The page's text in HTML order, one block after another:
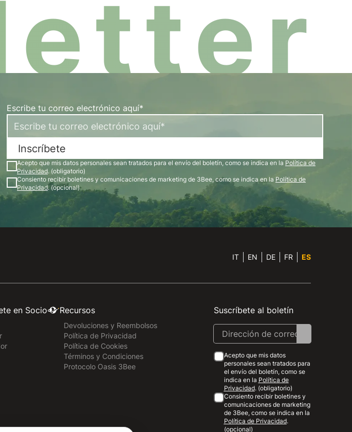
Escribe tu correo electrónico aquí*
Inscríbete
Acepto que mis datos personales sean tratados para el envío del boletín, como se indica en la Política de
Privacidad. (obligatorio)
Consiento recibir boletines y comunicaciones de marketing de 3Bee, como se indica en la Política de
Privacidad. (opcional)
IT EN DE FR ES
en Socio Recursos
Devoluciones y Reembolsos
Política de Privacidad
Política de Cookies
Términos y Condiciones
Protocolo Oasis 3Bee
Suscríbete al boletín
Acepto que mis datos
personales sean tratados para
el envío del boletín, como se
indica en la Política de
Privacidad. (obligatorio)
Consiento recibir boletines y
comunicaciones de marketing
de 3Bee, como se indica en la
Política de Privacidad.
(opcional)